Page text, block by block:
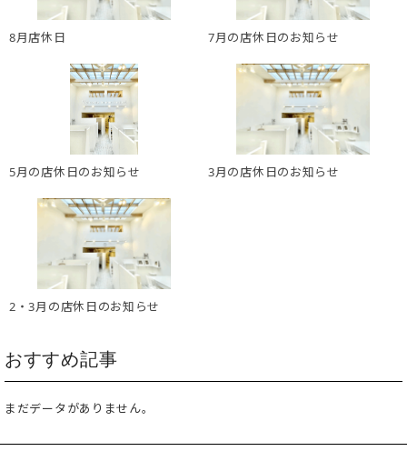
8月店休日 7月の店休日のお知らせ
5月の店休日のお知らせ 3月の店休日のお知らせ
2・3月の店休日のお知らせ
おすすめ記事
まだデータがありません。